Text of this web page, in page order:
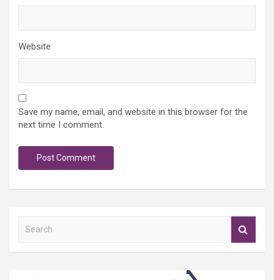
Website
Save my name, email, and website in this browser for the
next time I comment.